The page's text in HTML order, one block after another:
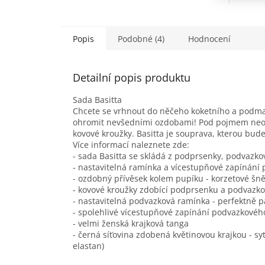
Popis Podobné (4) Hodnocení
Detailní popis produktu
Sada Basitta
Chcete se vrhnout do něčeho koketního a
ohromit nevšedními ozdobami! Pod pojmem
kovové kroužky. Basitta je souprava, kterou
Více informací naleznete zde:
- sada Basitta se skládá z podprsenky,
- nastavitelná ramínka a vícestupňové zapínání
- ozdobný přívěsek kolem pupíku - korzetové
- kovové kroužky zdobící podprsenku a
- nastavitelná podvazková ramínka - perfektně
- spolehlivé vícestupňové zapínání
- velmi ženská krajková tanga
- černá síťovina zdobená květinovou krajkou -
elastan)